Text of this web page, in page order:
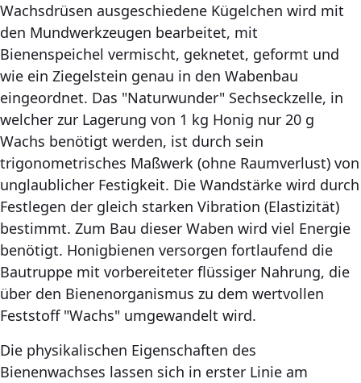
Wachsdrüsen ausgeschiedene Kügelchen wird mit
den Mundwerkzeugen bearbeitet, mit
Bienenspeichel vermischt, geknetet, geformt und
wie ein Ziegelstein genau in den Wabenbau
eingeordnet. Das "Naturwunder" Sechseckzelle, in
welcher zur Lagerung von 1 kg Honig nur 20 g
Wachs benötigt werden, ist durch sein
trigonometrisches Maßwerk (ohne Raumverlust) von
unglaublicher Festigkeit. Die Wandstärke wird durch
Festlegen der gleich starken Vibration (Elastizität)
bestimmt. Zum Bau dieser Waben wird viel Energie
benötigt. Honigbienen versorgen fortlaufend die
Bautruppe mit vorbereiteter flüssiger Nahrung, die
über den Bienenorganismus zu dem wertvollen
Feststoff "Wachs" umgewandelt wird.
Die physikalischen Eigenschaften des
Bienenwachses lassen sich in erster Linie am